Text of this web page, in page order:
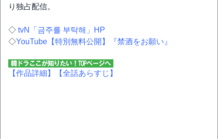
り独占配信。
◇ tvN「금주를 부탁해」HP
◇YouTube【特別無料公開】『禁酒をお願い』
【作品詳細】 【全話あらすじ】